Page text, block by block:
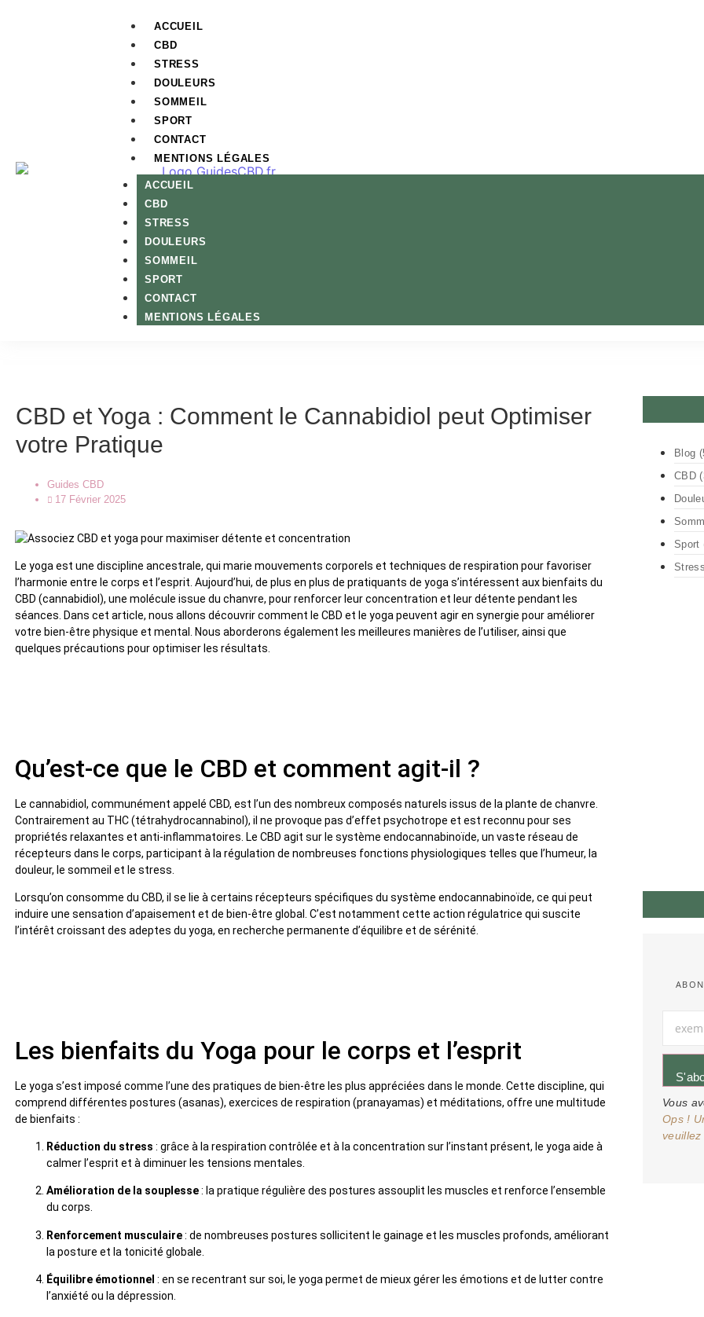
ACCUEIL
CBD
STRESS
DOULEURS
SOMMEIL
SPORT
CONTACT
MENTIONS LÉGALES
ACCUEIL
CBD
STRESS
DOULEURS
SOMMEIL
SPORT
CONTACT
MENTIONS LÉGALES
CBD et Yoga : Comment le Cannabidiol peut Optimiser
votre Pratique
Guides CBD
17 Février 2025
Le yoga est une discipline ancestrale, qui marie mouvements corporels et techniques de respiration pour favoriser
l’harmonie entre le corps et l’esprit. Aujourd’hui, de plus en plus de pratiquants de yoga s’intéressent aux bienfaits du
CBD (cannabidiol), une molécule issue du chanvre, pour renforcer leur concentration et leur détente pendant les
séances. Dans cet article, nous allons découvrir comment le CBD et le yoga peuvent agir en synergie pour améliorer
votre bien-être physique et mental. Nous aborderons également les meilleures manières de l’utiliser, ainsi que
quelques précautions pour optimiser les résultats.
Qu’est-ce que le CBD et comment agit-il ?
Le cannabidiol, communément appelé CBD, est l’un des nombreux composés naturels issus de la plante de chanvre.
Contrairement au THC (tétrahydrocannabinol), il ne provoque pas d’effet psychotrope et est reconnu pour ses
propriétés relaxantes et anti-inflammatoires. Le CBD agit sur le système endocannabinoïde, un vaste réseau de
récepteurs dans le corps, participant à la régulation de nombreuses fonctions physiologiques telles que l’humeur, la
douleur, le sommeil et le stress.
Lorsqu’on consomme du CBD, il se lie à certains récepteurs spécifiques du système endocannabinoïde, ce qui peut
induire une sensation d’apaisement et de bien-être global. C’est notamment cette action régulatrice qui suscite
l’intérêt croissant des adeptes du yoga, en recherche permanente d’équilibre et de sérénité.
Les bienfaits du Yoga pour le corps et l’esprit
Le yoga s’est imposé comme l’une des pratiques de bien-être les plus appréciées dans le monde. Cette discipline, qui
comprend différentes postures (asanas), exercices de respiration (pranayamas) et méditations, offre une multitude
de bienfaits :
Réduction du stress : grâce à la respiration contrôlée et à la concentration sur l’instant présent, le yoga aide à
calmer l’esprit et à diminuer les tensions mentales.
Amélioration de la souplesse: la pratique régulière des postures assouplit les muscles et renforce l’ensemble
du corps.
Renforcement musculaire: de nombreuses postures sollicitent le gainage et les muscles profonds, améliorant
la posture et la tonicité globale.
Équilibre émotionnel : en se recentrant sur soi, le yoga permet de mieux gérer les émotions et de lutter contre
l’anxiété ou la dépression.
Blog
CBD
Sport
Vous
Ops !